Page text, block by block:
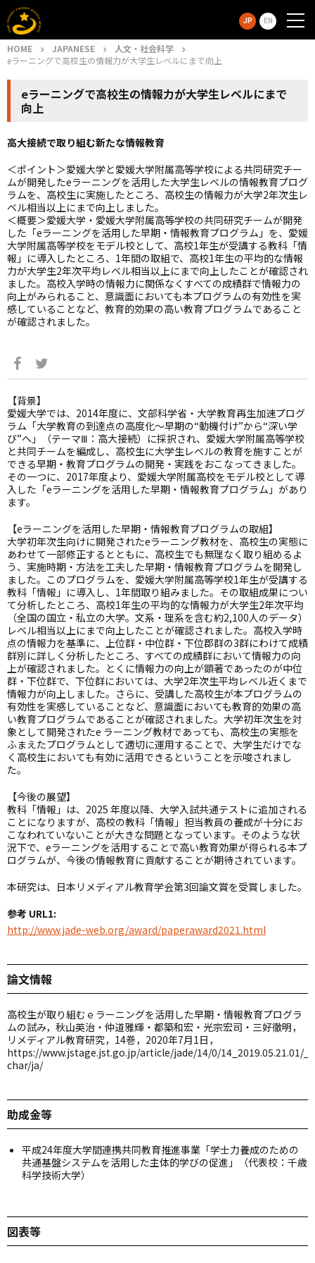
JP EN
HOME JAPANESE
人文・社会科学
eラーニングで高校生の情報力が大学生レベルにまで向上
eラーニングで高校生の情報力が大学生レベルにまで
向上
高大接続で取り組む新たな情報教育
＜ポイント＞愛媛大学と愛媛大学附属高等学校による共同研究チー
ムが開発したeラーニングを活用した大学生レベルの情報教育プログ
ラムを、高校生に実施したところ、高校生の情報力が大学2年次生レ
ベル相当以上にまで向上しました。
＜概要＞愛媛大学・愛媛大学附属高等学校の共同研究チームが開発
した「eラーニングを活用した早期・情報教育プログラム」を、愛媛
大学附属高等学校をモデル校として、高校1年生が受講する教科「情
報」に導入したところ、1年間の取組で、高校1年生の平均的な情報
力が大学生2年次平均レベル相当以上にまで向上したことが確認され
ました。高校入学時の情報力に関係なくすべての成績群で情報力の
向上がみられること、意識面においても本プログラムの有効性を実
感していることなど、教育的効果の高い教育プログラムであること
が確認されました。
【背景】
愛媛大学では、2014年度に、文部科学省・大学教育再生加速プログ
ラム「大学教育の到達点の高度化～早期の“動機付け”から“深い学
び”へ」（テーマⅢ：高大接続）に採択され、愛媛大学附属高等学校
と共同チームを編成し、高校生に大学生レベルの教育を施すことが
できる早期・教育プログラムの開発・実践をおこなってきました。
その一つに、2017年度より、愛媛大学附属高校をモデル校として導
入した「eラーニングを活用した早期・情報教育プログラム」があり
ます。
【eラーニングを活用した早期・情報教育プログラムの取組】
大学初年次生向けに開発されたeラーニング教材を、高校生の実態に
あわせて一部修正するとともに、高校生でも無理なく取り組めるよ
う、実施時期・方法を工夫した早期・情報教育プログラムを開発し
ました。このプログラムを、愛媛大学附属高等学校1年生が受講する
教科「情報」に導入し、1年間取り組みました。その取組成果につい
て分析したところ、高校1年生の平均的な情報力が大学生2年次平均
（全国の国立・私立の大学。文系・理系を含む約2,100人のデータ）
レベル相当以上にまで向上したことが確認されました。高校入学時
点の情報力を基準に、上位群・中位群・下位郡群の3群にわけて成績
群別に詳しく分析したところ、すべての成績群において情報力の向
上が確認されました。とくに情報力の向上が顕著であったのが中位
群・下位群で、下位群においては、大学2年次生平均レベル近くまで
情報力が向上しました。さらに、受講した高校生が本プログラムの
有効性を実感していることなど、意識面においても教育的効果の高
い教育プログラムであることが確認されました。大学初年次生を対
象として開発されたe ラーニング教材であっても、高校生の実態を
ふまえたプログラムとして適切に運用することで、大学生だけでな
く高校生においても有効に活用できるということを示唆されまし
た。
【今後の展望】
教科「情報」は、2025 年度以降、大学入試共通テストに追加される
ことになりますが、高校の教科「情報」担当教員の養成が十分にお
こなわれていないことが大きな問題となっています。そのような状
況下で、eラーニングを活用することで高い教育効果が得られる本プ
ログラムが、今後の情報教育に貢献することが期待されています。
本研究は、日本リメディアル教育学会第3回論文賞を受賞しました。
参考 URL1:
http://www.jade-web.org/award/paperaward2021.html
論文情報
高校生が取り組むｅラーニングを活用した早期・情報教育プログラ
ムの試み，秋山英治・仲道雅輝・都築和宏・光宗宏司・三好徹明，
リメディアル教育研究，14巻，2020年7月1日，
https://www.jstage.jst.go.jp/article/jade/14/0/14_2019.05.21.01/
char/ja/
助成金等
平成24年度大学間連携共同教育推進事業「学士力養成のための
共通基盤システムを活用した主体的学びの促進」（代表校：千歳
科学技術大学）
図表等